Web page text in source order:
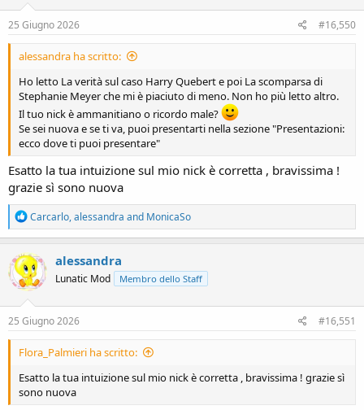
25 Giugno 2026 #16,550
alessandra ha scritto:
Ho letto La verità sul caso Harry Quebert e poi La scomparsa di
Stephanie Meyer che mi è piaciuto di meno. Non ho più letto altro.
Il tuo nick è ammanitiano o ricordo male?
Se sei nuova e se ti va, puoi presentarti nella sezione "Presentazioni:
ecco dove ti puoi presentare"
Esatto la tua intuizione sul mio nick è corretta , bravissima !
grazie sì sono nuova
R
e
a
c
t
i
o
n
s
Carcarlo,alessandra and MonicaSo
alessandra
Lunatic Mod Membro dello Staff
25 Giugno 2026 #16,551
Flora_Palmieri ha scritto:
Esatto la tua intuizione sul mio nick è corretta , bravissima ! grazie sì
sono nuova